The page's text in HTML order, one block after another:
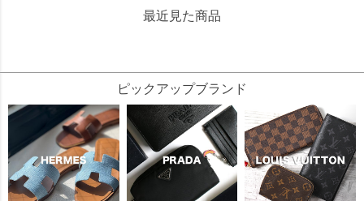
最近見た商品
ピックアップブランド